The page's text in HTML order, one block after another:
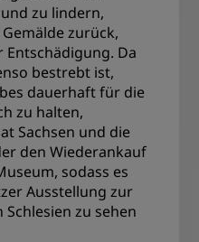
zu lindern,
zurück,
Da
bestrebt ist,
dauerhaft für die
zu halten,
Sachsen und die
den Wiederankauf
sodass es
Ausstellung zur
zu sehen